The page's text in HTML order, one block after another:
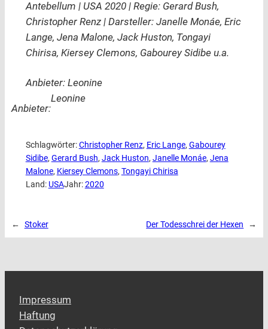
Antebellum | USA 2020 | Regie: Gerard Bush,
Christopher Renz | Darsteller: Janelle Monáe, Eric
Lange, Jena Malone, Jack Huston, Tongayi
Chirisa, Kiersey Clemons, Gabourey Sidibe u.a.
Anbieter: Leonine
Anbieter:
Leonine
Schlagwörter:Christopher Renz, Eric Lange, Gabourey
Sidibe, Gerard Bush, Jack Huston, Janelle Monáe, Jena
Malone, Kiersey Clemons, Tongayi Chirisa
Land: USAJahr:2020
← Stoker Der Todesschrei der Hexen →
Impressum
Haftung